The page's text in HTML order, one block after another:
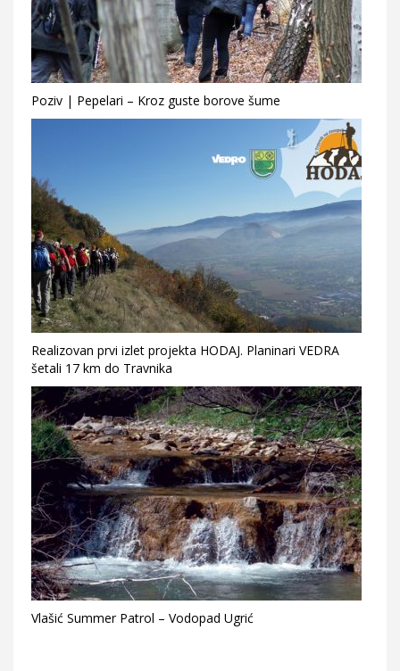
Poziv | Pepelari – Kroz guste borove šume
Realizovan prvi izlet projekta HODAJ. Planinari VEDRA
šetali 17 km do Travnika
Vlašić Summer Patrol – Vodopad Ugrić